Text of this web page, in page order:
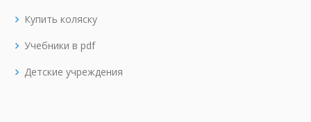
Купить коляску
Учебники в pdf
Детские учреждения